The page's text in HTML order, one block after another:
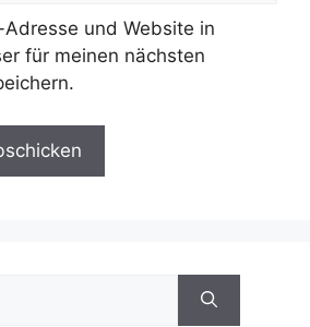
und Website in
für meinen nächsten